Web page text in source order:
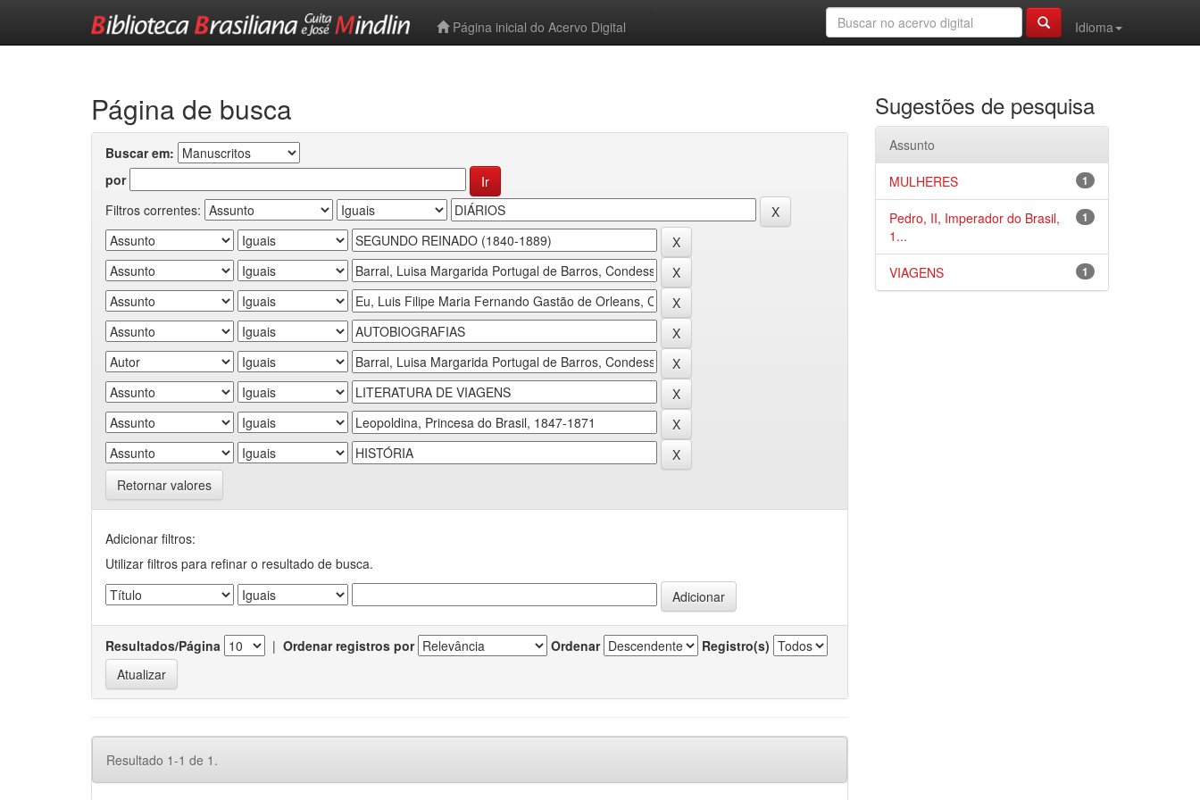
Página inicial do Acervo Digital
Idioma
Página de busca
Buscar em:
por
Filtros correntes:
Retornar valores
Adicionar filtros:
Utilizar filtros para refinar o resultado de busca.
Resultados/Página | Ordenar registros por Ordenar Registro(s)
Resultado 1-1 de 1.
Sugestões de pesquisa
Assunto
1
MULHERES
1
Pedro, II, Imperador do Brasil,
1...
1
VIAGENS